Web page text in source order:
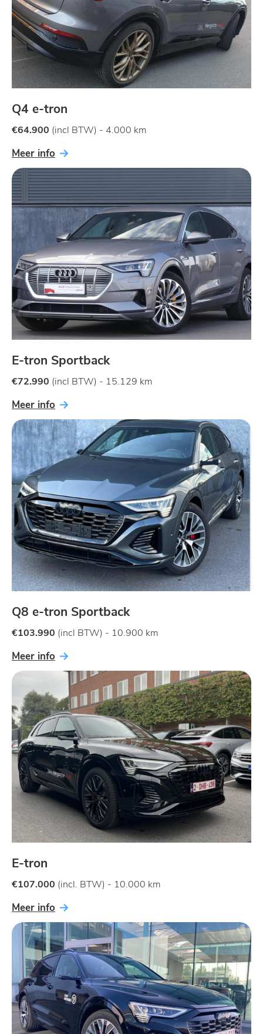
Q4 e-tron
€64.900 (incl BTW) - 4.000 km
Meer info
E-tron Sportback
€72.990 (incl BTW) - 15.129 km
Meer info
Q8 e-tron Sportback
€103.990 (incl BTW) - 10.900 km
Meer info
E-tron
€107.000 (incl. BTW) - 10.000 km
Meer info